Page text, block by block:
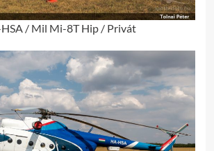
/ Mil Mi-8T Hip / Privát